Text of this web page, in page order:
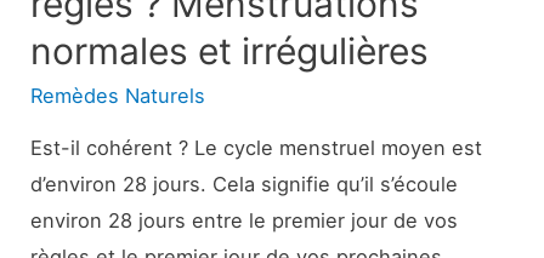
normales et irrégulières
Remèdes Naturels
Est-il cohérent ? Le cycle menstruel moyen est
d’environ 28 jours. Cela signifie qu’il s’écoule
environ 28 jours entre le premier jour de vos